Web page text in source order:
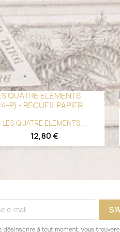
 Aperçu rapide
LES QUATRE ELEMENTS...
12,80 €
désinscrire à tout moment. Vous